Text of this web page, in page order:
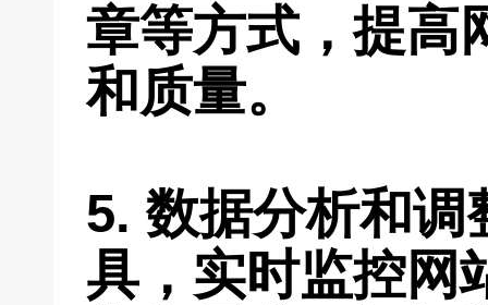
章等方式，提高
和质量。
5. 数据分析和调
具，实时监控网